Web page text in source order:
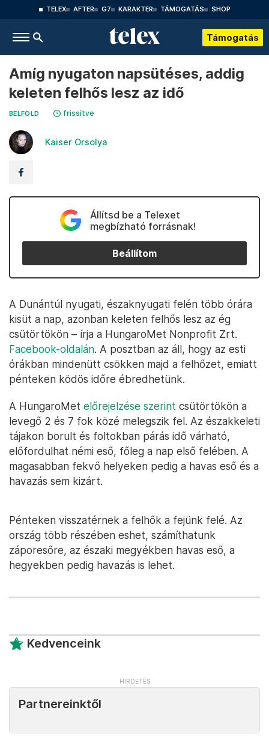
TELEX AFTER G7 KARAKTER TÁMOGATÁS SHOP
Támogatás
Amíg nyugaton napsütéses, addig
keleten felhős lesz az idő
BELFÖLD frissítve
Kaiser Orsolya
Állítsd be a Telexet
megbízható forrásnak!
Beállítom
A Dunántúl nyugati, északnyugati felén több órára
kisüt a nap, azonban keleten felhős lesz az ég
csütörtökön – írja a HungaroMet Nonprofit Zrt.
Facebook-oldalán. A posztban az áll, hogy az esti
órákban mindenütt csökken majd a felhőzet, emiatt
pénteken ködös időre ébredhetünk.
A HungaroMet előrejelzése szerint csütörtökön a
levegő 2 és 7 fok közé melegszik fel. Az északkeleti
tájakon borult és foltokban párás idő várható,
előfordulhat némi eső, főleg a nap első felében. A
magasabban fekvő helyeken pedig a havas eső és a
havazás sem kizárt.
Pénteken visszatérnek a felhők a fejünk felé. Az
ország több részében eshet, számíthatunk
záporesőre, az északi megyékben havas eső, a
hegyekben pedig havazás is lehet.
Kedvenceink
Partnereinktől